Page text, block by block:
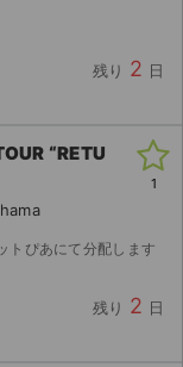
残り 2 日
“RETU
トぴあにて分配します
残り 2 日
1